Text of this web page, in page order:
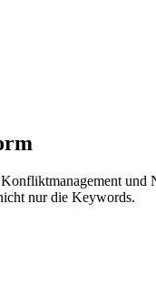
nur die Keywords.